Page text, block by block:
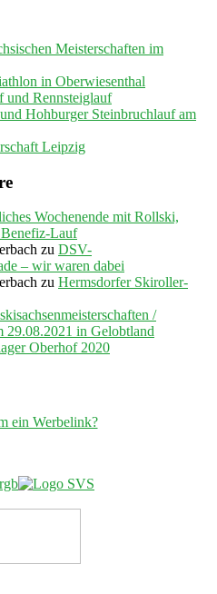
Meisterschaften im
in Oberwiesenthal
und Rennsteiglauf
Hohburger Steinbruchlauf am
Leipzig
Wochenende mit Rollski,
Lauf
zu DSV-
– wir waren dabei
zu Hermsdorfer Skiroller-
/
29.08.2021 in Gelobtland
Oberhof 2020
ein Werbelink?